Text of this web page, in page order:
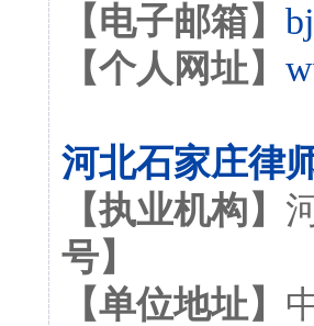
【电子邮箱】
【个人网址】
河北石家庄律
【执业机构】
号】
【单位地址】